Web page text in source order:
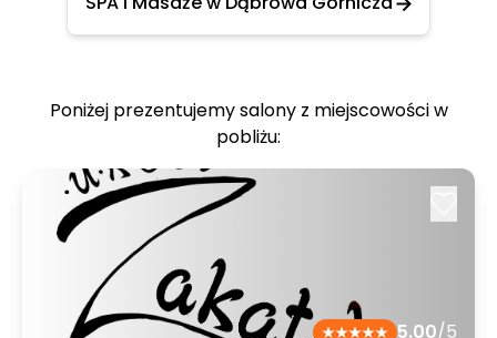
Poniżej prezentujemy salony z miejscowości w
pobliżu:
5.00/5